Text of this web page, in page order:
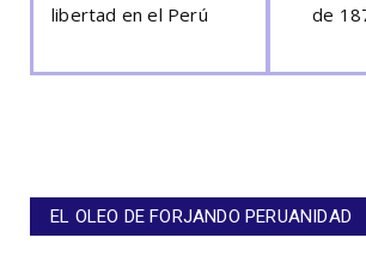
libertad en el Perú
de
EL OLEO DE FORJANDO PERUANIDAD